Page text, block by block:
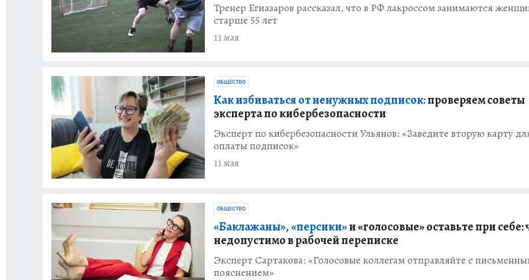
Тренер Егиазаров рассказал, что в РФ лакроссом занимаются
старше 55 лет
11 мая
ОБЩЕСТВО
Как избиваться от ненужных подписок:проверяем советы
эксперта по кибербезопасности
Эксперт по кибербезопасности Ульянов: «Заведите вторую карту
оплаты подписок»
11 мая
ОБЩЕСТВО
«Баклажаны», «персики»и «голосовые» оставьте при себе:
недопустимо в рабочей переписке
Эксперт Сартакова: «Голосовые коллегам отправляйте с
пояснением»